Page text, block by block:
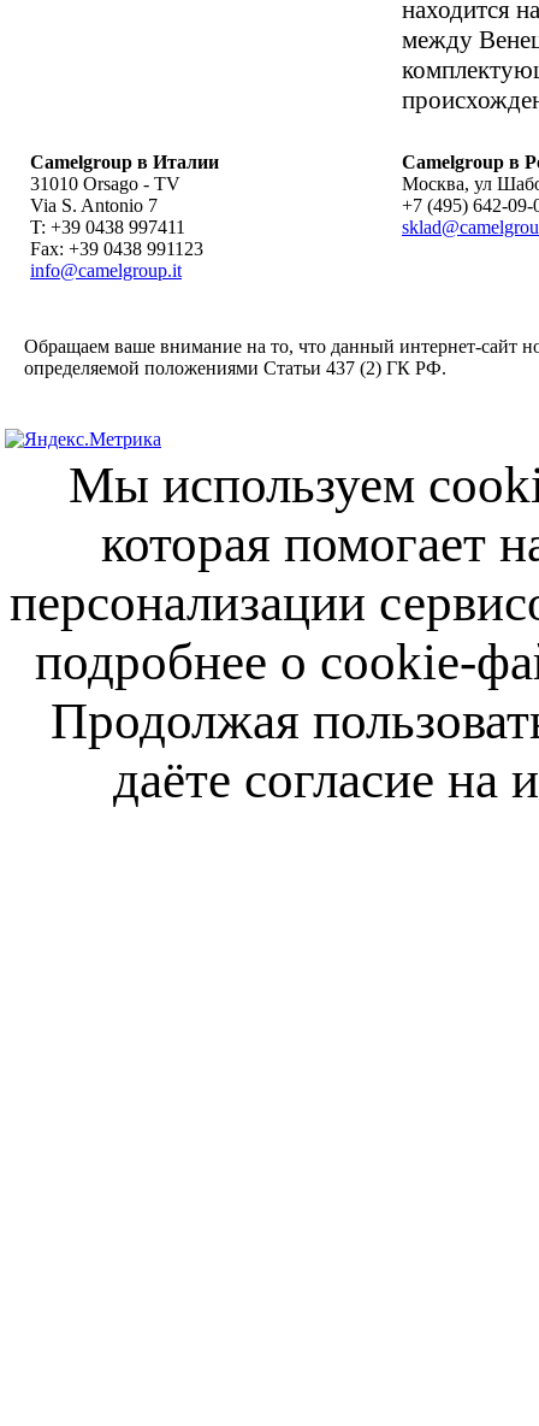
находится
между
Camelgroup в Италии
31010 Orsago - TV
Via S. Antonio 7
T: +39 0438 997411
Fax: +39 0438 991123
info@camelgroup.it
Camelgroup в
Москва, ул
+7 (495) 642-09-
Обращаем ваше внимание на то, что данный интернет-сайт
определяемой положениями Статьи 437 (2) ГК РФ.
Мы используем
которая помогает
персонализации
подробнее о cookie-
Продолжая
даёте согласие